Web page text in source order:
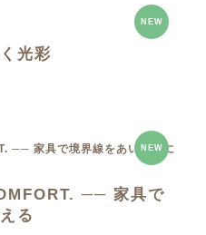
NEW
光彩
NEW
── 家具で
る